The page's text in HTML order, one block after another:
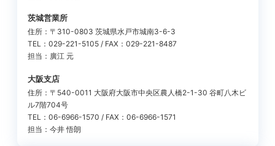
茨城営業所
住所：〒310-0803 茨城県水戸市城南3-6-3
TEL：029-221-5105 / FAX：029-221-8487
担当：廣江 元
大阪支店
住所：〒540-0011 大阪府大阪市中央区農人橋2-1-30 谷町八木ビ
ル7階704号
TEL：06-6966-1570 / FAX：06-6966-1571
担当：今井 悟朗